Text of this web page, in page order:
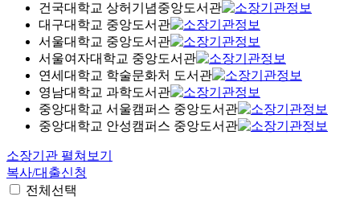
건국대학교 상허기념중앙도서관
대구대학교 중앙도서관
서울대학교 중앙도서관
서울여자대학교 중앙도서관
연세대학교 학술문화처 도서관
영남대학교 과학도서관
중앙대학교 서울캠퍼스 중앙도서관
중앙대학교 안성캠퍼스 중앙도서관
소장기관 펼쳐보기
복사/대출신청
전체선택